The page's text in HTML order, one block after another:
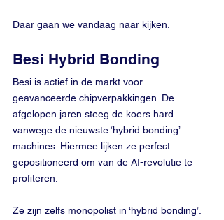
Daar gaan we vandaag naar kijken.
Besi Hybrid Bonding
Besi is actief in de markt voor
geavanceerde chipverpakkingen. De
afgelopen jaren steeg de koers hard
vanwege de nieuwste ‘hybrid bonding’
machines. Hiermee lijken ze perfect
gepositioneerd om van de AI-revolutie te
profiteren.
Ze zijn zelfs monopolist in ‘hybrid bonding’.